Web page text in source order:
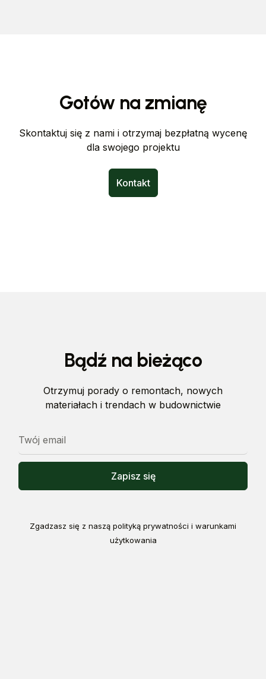
Gotów na zmianę
Skontaktuj się z nami i otrzymaj bezpłatną wycenę
dla swojego projektu
Kontakt
Bądź na bieżąco
Otrzymuj porady o remontach, nowych
materiałach i trendach w budownictwie
Zgadzasz się z naszą polityką prywatności i warunkami
użytkowania